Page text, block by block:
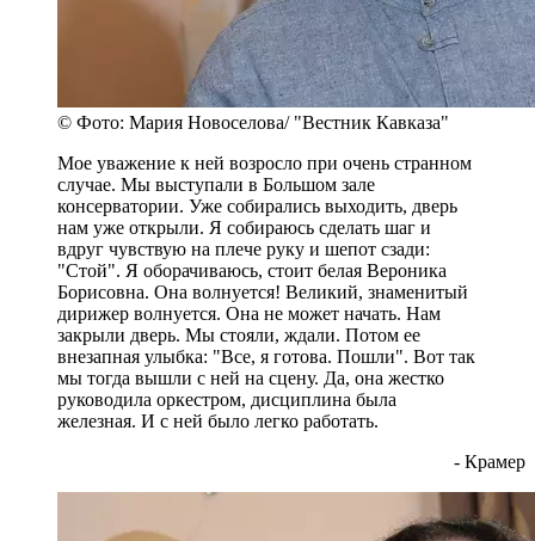
© Фото: Мария Новоселова/ "Вестник Кавказа"
Мое уважение к ней возросло при очень странном
случае. Мы выступали в Большом зале
консерватории. Уже собирались выходить, дверь
нам уже открыли. Я собираюсь сделать шаг и
вдруг чувствую на плече руку и шепот сзади:
"Стой". Я оборачиваюсь, стоит белая Вероника
Борисовна. Она волнуется! Великий, знаменитый
дирижер волнуется. Она не может начать. Нам
закрыли дверь. Мы стояли, ждали. Потом ее
внезапная улыбка: "Все, я готова. Пошли". Вот так
мы тогда вышли с ней на сцену. Да, она жестко
руководила оркестром, дисциплина была
железная. И с ней было легко работать.
- Крамер